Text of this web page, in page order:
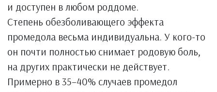
и доступен в любом роддоме.
Степень обезболивающего эффекта
промедола весьма индивидуальна. У кого-то
он почти полностью снимает родовую боль,
на других практически не действует.
Примерно в 35–40% случаев промедол